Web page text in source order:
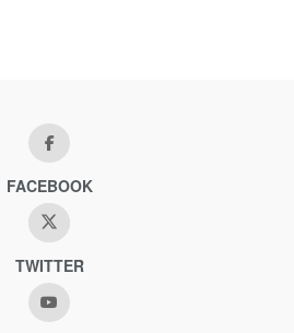
FACEBOOK
TWITTER